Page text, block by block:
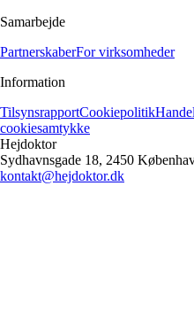
Samarbejde
PartnerskaberFor virksomheder
Information
TilsynsrapportCookiepolitik
cookiesamtykke
Hejdoktor
Sydhavnsgade 18, 2450
kontakt@hejdoktor.dk